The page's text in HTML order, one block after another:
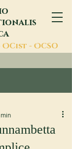
OCist - OCSO